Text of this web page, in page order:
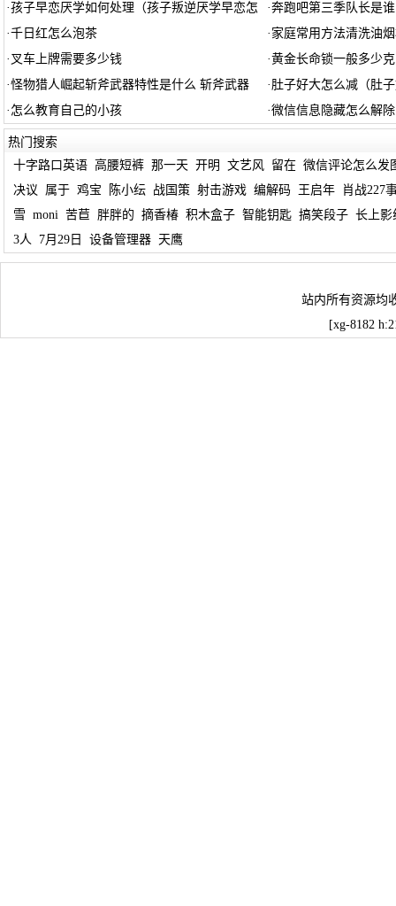
·孩子早恋厌学如何处理（孩子叛逆厌学早恋怎 ·奔跑吧第三季队长是谁
·千日红怎么泡茶 · 家庭常用方法清洗油
· 叉车上牌需要多少钱 ·黄金长命锁一般多少克
·怪物猎人崛起斩斧武器特性是什么 斩斧武器 · 肚子好大怎么减（肚
· 怎么教育自己的小孩 ·微信信息隐藏怎么解除
热门搜索
十字路口英语
高腰短裤 那一天 开明 文艺风 留在 微信评论怎么发
决议
属于 鸡宝 陈小纭 战国策 射击游戏 编解码 王启年
肖战227
雪 moni 苦苣 胖胖的 摘香椿 积木盒子 智能钥匙 搞笑段子 长上影
3人
7月29日 设备管理器 天鹰
站内所有资源均
[xg-8182